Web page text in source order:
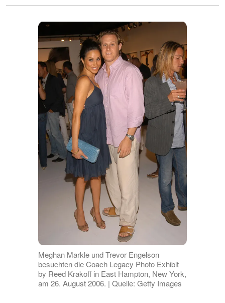
Meghan Markle und Trevor Engelson
besuchten die Coach Legacy Photo Exhibit
by Reed Krakoff in East Hampton, New York,
am 26. August 2006. | Quelle: Getty Images